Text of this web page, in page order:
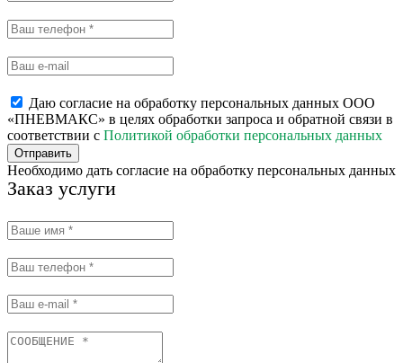
Даю согласие на обработку персональных данных ООО
«ПНЕВМАКС» в целях обработки запроса и обратной связи в
соответствии с Политикой обработки персональных данных
Отправить
Необходимо дать согласие на обработку персональных данных
Заказ услуги